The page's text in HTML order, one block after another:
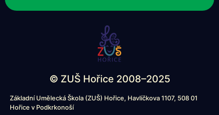
© ZUŠ Hořice 2008–2025
Základní Umělecká Škola (ZUŠ) Hořice, Havlíčkova 1107, 508 01
Hořice v Podkrkonoší